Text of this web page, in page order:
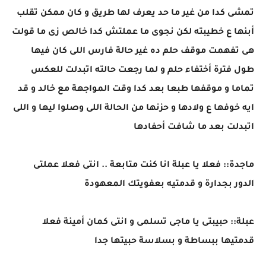
تمشى كدا من غير ما حد يعرف لها طريق و كان ممكن تقلب
أبنها ع خطيبته لكن نجوى ما عملتش كدا خالص زى ما قولت
هى تفهمت موقف حلم ده غير حالة فارس اللى كان فيها
طول فترة أختفاء حلم و لما رجعت حالته اتبدلت للعكس
تماما و موقفها طبعا بعد كدا وقت المواجهة مع خالد و قد
ايه خوفها ع ولادها و حزنها من الحالة اللى وصلوا ليها و اللى
اتبدلت بعد ما شافت أحفادها
ماجدة:: فعلا يا عبلة انا كنت متابعة .. انتى فعلا عملتى
الدور بجدارة و قدمتيه بعفويتك المعهودة
عبلة:: حبيبتى يا ماجى تسلمى و انتى كمان أمينة فعلا
قدمتيها ببساطة و بسلاسة حبيتها جدا